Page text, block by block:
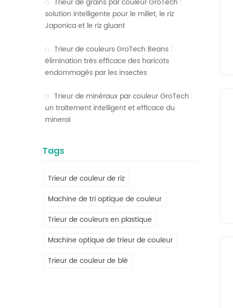
solution intelligente pour le millet, le riz
Japonica et le riz gluant
Trieur de couleurs GroTech Beans :
élimination très efficace des haricots
endommagés par les insectes
Trieur de minéraux par couleur GroTech :
un traitement intelligent et efficace du
minerai
Tags
Trieur de couleur de riz
Machine de tri optique de couleur
Trieur de couleurs en plastique
Machine optique de trieur de couleur
Trieur de couleur de blé